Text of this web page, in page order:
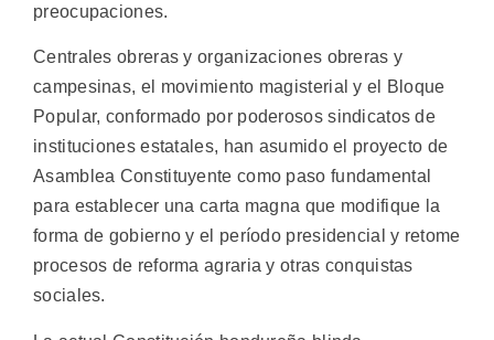
preocupaciones.
Centrales obreras y organizaciones obreras y
campesinas, el movimiento magisterial y el Bloque
Popular, conformado por poderosos sindicatos de
instituciones estatales, han asumido el proyecto de
Asamblea Constituyente como paso fundamental
para establecer una carta magna que modifique la
forma de gobierno y el período presidencial y retome
procesos de reforma agraria y otras conquistas
sociales.